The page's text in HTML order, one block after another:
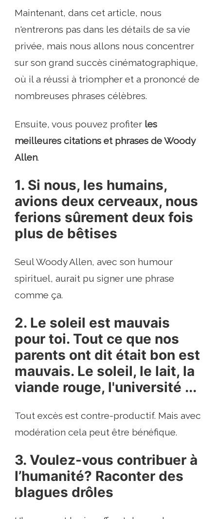
Maintenant, dans cet article, nous
n'entrerons pas dans les détails de sa vie
privée, mais nous allons nous concentrer
sur son grand succès cinématographique,
où il a réussi à triompher et a prononcé de
nombreuses phrases célèbres.
Ensuite, vous pouvez profiter les
meilleures citations et phrases de Woody
Allen.
1. Si nous, les humains,
avions deux cerveaux, nous
ferions sûrement deux fois
plus de bêtises
Seul Woody Allen, avec son humour
spirituel, aurait pu signer une phrase
comme ça.
2. Le soleil est mauvais
pour toi. Tout ce que nos
parents ont dit était bon est
mauvais. Le soleil, le lait, la
viande rouge, l'université ...
Tout excès est contre-productif. Mais avec
modération cela peut être bénéfique.
3. Voulez-vous contribuer à
l’humanité? Raconter des
blagues drôles